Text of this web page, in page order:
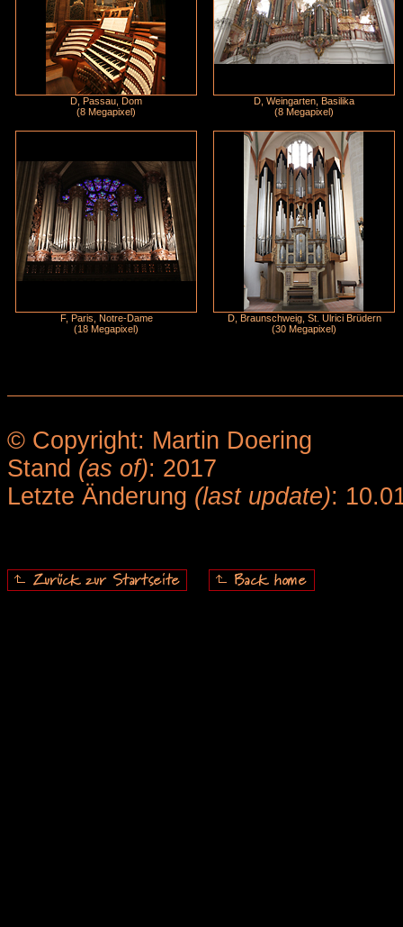
D, Passau, Dom
(8 Megapixel)
D, Weingarten, Basilika
(8 Megapixel)
F, Paris, Notre-Dame
(18 Megapixel)
D, Braunschweig, St. Ulrici Brüdern
(30 Megapixel)
© Copyright: Martin Doering
Stand (as of): 2017
Letzte Änderung (last update):